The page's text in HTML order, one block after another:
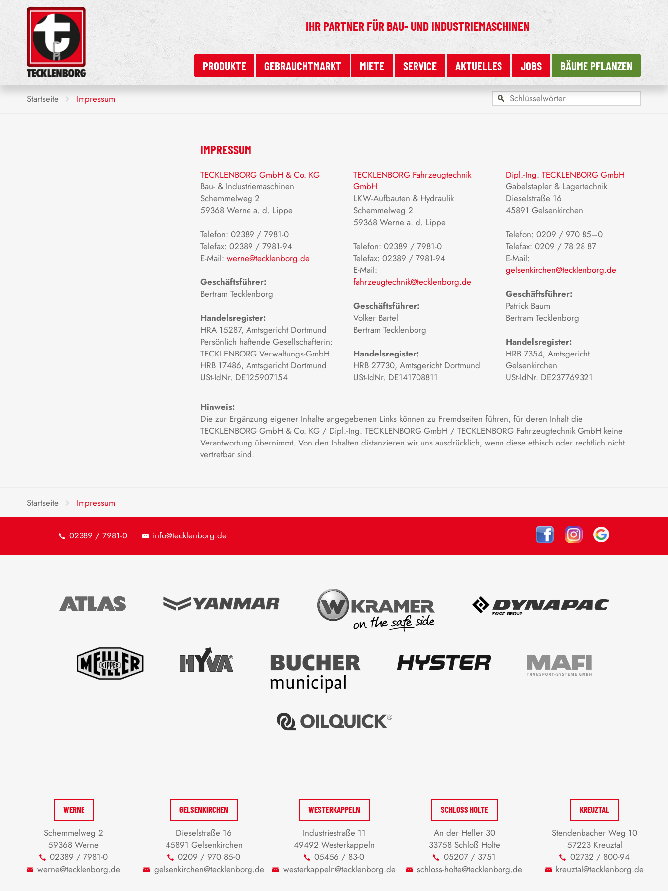
PRODUKTE GEBRAUCHTMARKT MIETE SERVICE AKTUELLES JOBS BÄUME PFLANZEN
IHR PARTNER FÜRBAU- UND INDUSTRIEMASCHINEN
Startseite Impressum
IMPRESSUM
TECKLENBORG GmbH & Co. KG
Bau- & Industriemaschinen
Schemmelweg 2
59368 Werne a. d. Lippe
Telefon: 02389 / 7981-0
Telefax: 02389 / 7981-94
E-Mail:werne@tecklenborg.de
Geschäftsführer:
Bertram Tecklenborg
Handelsregister:
HRA 15287, Amtsgericht Dortmund
Persönlich haftende Gesellschafterin:
TECKLENBORG Verwaltungs-GmbH
HRB 17486, Amtsgericht Dortmund
USt-IdNr. DE125907154
TECKLENBORG Fahrzeugtechnik
GmbH
LKW-Aufbauten & Hydraulik
Schemmelweg 2
59368 Werne a. d. Lippe
Telefon: 02389 / 7981-0
Telefax: 02389 / 7981-94
E-Mail:
fahrzeugtechnik@tecklenborg.de
Geschäftsführer:
Volker Bartel
Bertram Tecklenborg
Handelsregister:
HRB 27730, Amtsgericht Dortmund
USt-IdNr. DE141708811
Dipl.-Ing. TECKLENBORG GmbH
Gabelstapler & Lagertechnik
Dieselstraße 16
45891 Gelsenkirchen
Telefon: 0209 / 970 85–0
Telefax: 0209 / 78 28 87
E-Mail:
gelsenkirchen@tecklenborg.de
Geschäftsführer:
Patrick Baum
Bertram Tecklenborg
Handelsregister:
HRB 7354, Amtsgericht
Gelsenkirchen
USt-IdNr. DE237769321
Hinweis:
Die zur Ergänzung eigener Inhalte angegebenen Links können zu Fremdseiten führen, für deren Inhalt die
TECKLENBORG GmbH & Co. KG / Dipl.-Ing. TECKLENBORG GmbH / TECKLENBORG Fahrzeugtechnik GmbH keine
Verantwortung übernimmt. Von den Inhalten distanzieren wir uns ausdrücklich, wenn diese ethisch oder rechtlich nicht
vertretbar sind.
Startseite Impressum
02389 / 7981-0 info@tecklenborg.de
WERNE
Schemmelweg 2
59368 Werne
02389 / 7981-0
werne@tecklenborg.de
GELSENKIRCHEN
Dieselstraße 16
45891 Gelsenkirchen
0209 / 970 85-0
gelsenkirchen@tecklenborg.de
WESTERKAPPELN
Industriestraße 11
49492 Westerkappeln
05456 / 83-0
westerkappeln@tecklenborg.de
SCHLOSS HOLTE
An der Heller 30
33758 Schloß Holte
05207 / 3751
schloss-holte@tecklenborg.de
KREUZTAL
Stendenbacher Weg 10
57223 Kreuztal
02732 / 800-94
kreuztal@tecklenborg.de